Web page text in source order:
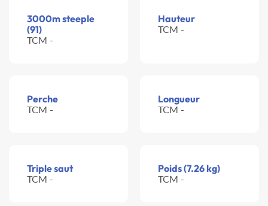
3000m steeple
(91)
TCM -
Hauteur
TCM -
Perche
TCM -
Longueur
TCM -
Triple saut
TCM -
Poids (7.26 kg)
TCM -